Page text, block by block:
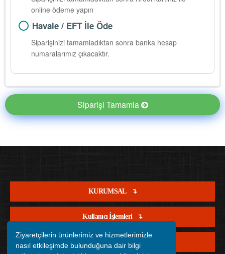
Ziyaretçilerin ürünlerimiz ve hizmetlerimizle
nasıl etkileşimde bulunduğuna dair bilgi
online ödeme yapın
Havale / EFT İle Öde
Siparişinizi tamamladıktan sonra banka hesap
numaralarımız çıkacaktır.
Siparişi Tamamla
KURUMSAL
Kullanıcı İşlemleri
Satış İşlemleri